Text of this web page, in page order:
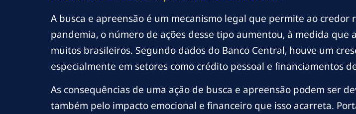
A busca e apreensão é um mecanismo legal que permite ao
pandemia, o número de ações desse tipo aumentou, à medida
muitos brasileiros. Segundo dados do Banco Central, houve um
especialmente em setores como crédito pessoal e financiamentos
As consequências de uma ação de busca e apreensão podem ser
também pelo impacto emocional e financeiro que isso acarreta.